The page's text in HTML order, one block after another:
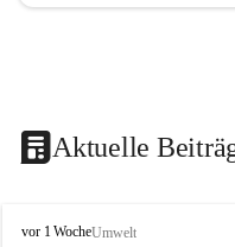
Aktuelle
V
vor 1 WocheUmwelt